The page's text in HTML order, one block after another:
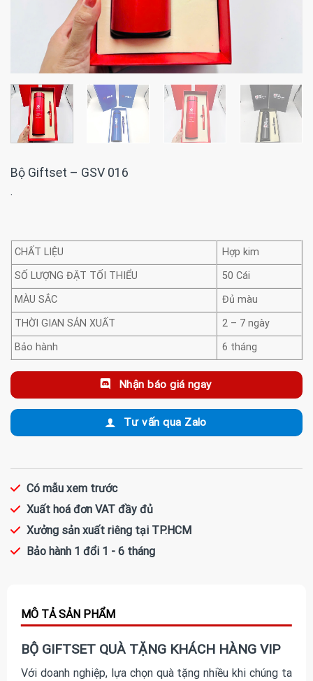
Bộ Giftset – GSV 016
·
CHẤT LIỆU
Hợp kim
SỐ LƯỢNG ĐẶT TỐI THIỂU
50 Cái
MÀU SẮC
Đủ màu
THỜI GIAN SẢN XUẤT
2 – 7 ngày
Bảo hành
6 tháng
Nhận báo giá ngay
Tư vấn qua Zalo
Có mẫu xem trước
Xuất hoá đơn VAT đầy đủ
Xưởng sản xuất riêng tại TP.HCM
Bảo hành 1 đổi 1 - 6 tháng
BỘ GIFTSET QUÀ TẶNG KHÁCH HÀNG VIP
Với doanh nghiệp, lựa chọn quà tặng nhiều khi chúng ta